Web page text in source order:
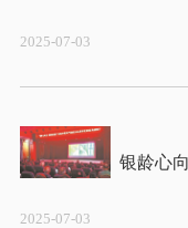
2025-07-03
2025-07-03